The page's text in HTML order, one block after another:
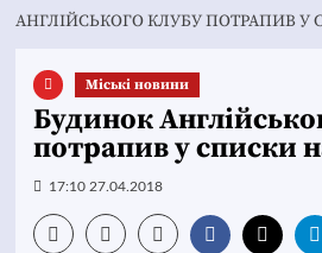
АНГЛІЙСЬКОГО КЛУБУ ПОТРАПИВ
Mіські новини
Будинок
потрапив у списки
17:10 27.04.2018